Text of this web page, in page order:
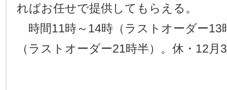
ればお任せで提供してもらえる。
時間11時～14時（ラストオーダー13
（ラストオーダー21時半）。休・12月